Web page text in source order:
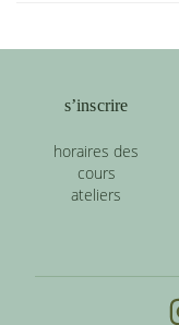
s’inscrire
horaires des
cours
ateliers